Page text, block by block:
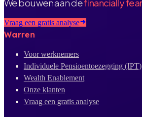
We bouwen aan definancially
Vraag een gratis analyse
Warren
Voor werknemers
Individuele Pensioentoezegging (IPT)
Wealth Enablement
Onze klanten
Vraag een gratis analyse